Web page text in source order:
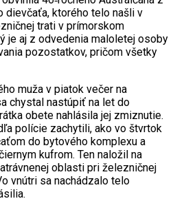
dievčaťa, ktorého telo našli v
trati v prímorskom
je aj z odvedenia maloletej osoby
pozostatkov, pričom všetky
muža v piatok večer na
chystal nastúpiť na let do
obete nahlásila jej zmiznutie.
polície zachytili, ako vo štvrtok
do bytového komplexu a
kufrom. Ten naložil na
oblasti pri železničnej
vnútri sa nachádzalo telo